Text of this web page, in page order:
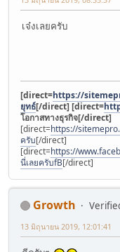
เจ๋งเลยครับ
[direct=https://
ยุทธ์[/direct] [direct=
โอกาสทางธุรกิจ[/direct]
[direct=https://
ครับ[/direct]
[direct=https://
นี่เลยครับfB[/direct]
Growth
13 มิถุนายน 2019, 12:01:41